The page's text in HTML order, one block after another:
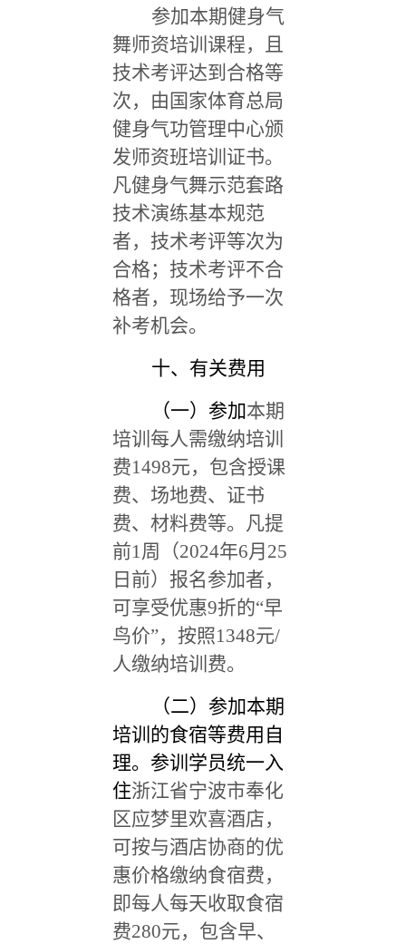
参加本期健身气
舞师资培训课程，且
技术考评达到合格等
次， 由国家体育总局
健身气功管理中心颁
发师资班培训证书。
凡健身气舞示范套路
技术演练基本规范
者，技术考评等次为
合格；技术考评不合
格者，现场给予一次
补考机会。
十、有关费用
（一）参加本期
培训每人需缴纳培训
费1498元，包含授课
费、场地费、证书
费、材料费等。 凡提
前1周（2024年6月25
日前）报名参加者，
可享受优惠9折的“早
鸟价”，按照1348元/
人缴纳培训费。
（二）参加本期
培训的食宿等费用自
理。参训学员统一入
住浙江省宁波市奉化
区应梦里欢喜酒店，
可按与酒店协商的优
惠价格缴纳食宿费，
即每人每天收取食宿
费280元，包含早、